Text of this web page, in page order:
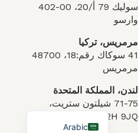
سوليك 79 أ/20، 00-402
وارسو
مرمريس، تركيا
41 سوكاك رقم:18، 48700
مرمريس
لندن، المملكة المتحدة
71-75 شيلتون ستريت،
WC2H 9JQ لندن
Arabic
English
Turkish
Portuguese
German